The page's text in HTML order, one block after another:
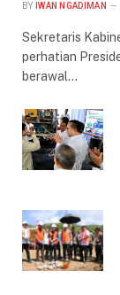
BY IWAN NGADIMAN
Sekretaris
perhatian
berawal…